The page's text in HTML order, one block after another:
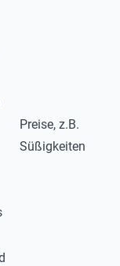
Preise, z.B.
Süßigkeiten